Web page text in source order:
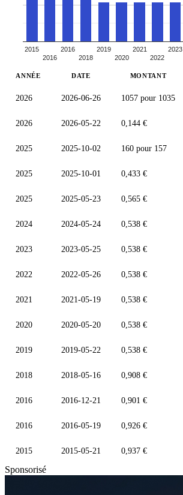
2015
2016
2016
2018
2019
2020
2021
2022
2023
ANNÉE DATE MONTANT
2026 2026-06-26 1057 pour 1035
2026 2026-05-22 0,144 €
2025 2025-10-02 160 pour 157
2025 2025-10-01 0,433 €
2025 2025-05-23 0,565 €
2024 2024-05-24 0,538 €
2023 2023-05-25 0,538 €
2022 2022-05-26 0,538 €
2021 2021-05-19 0,538 €
2020 2020-05-20 0,538 €
2019 2019-05-22 0,538 €
2018 2018-05-16 0,908 €
2016 2016-12-21 0,901 €
2016 2016-05-19 0,926 €
2015 2015-05-21 0,937 €
Sponsorisé